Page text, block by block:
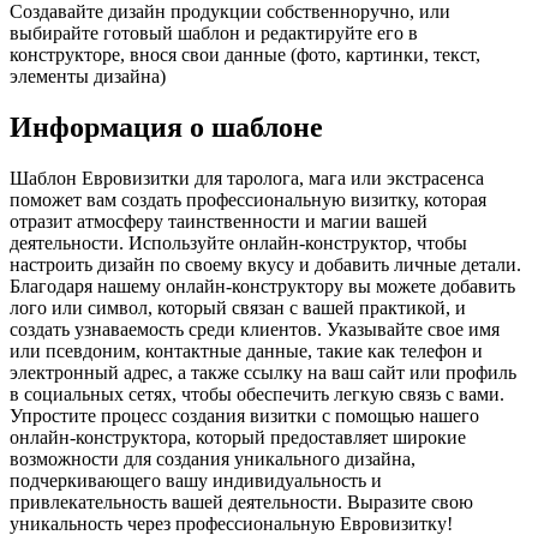
Создавайте дизайн продукции собственноручно, или
выбирайте готовый шаблон и редактируйте его в
конструкторе, внося свои данные (фото, картинки, текст,
элементы дизайна)
Информация о шаблоне
Шаблон Евровизитки для таролога, мага или экстрасенса
поможет вам создать профессиональную визитку, которая
отразит атмосферу таинственности и магии вашей
деятельности. Используйте онлайн-конструктор, чтобы
настроить дизайн по своему вкусу и добавить личные детали.
Благодаря нашему онлайн-конструктору вы можете добавить
лого или символ, который связан с вашей практикой, и
создать узнаваемость среди клиентов. Указывайте свое имя
или псевдоним, контактные данные, такие как телефон и
электронный адрес, а также ссылку на ваш сайт или профиль
в социальных сетях, чтобы обеспечить легкую связь с вами.
Упростите процесс создания визитки с помощью нашего
онлайн-конструктора, который предоставляет широкие
возможности для создания уникального дизайна,
подчеркивающего вашу индивидуальность и
привлекательность вашей деятельности. Выразите свою
уникальность через профессиональную Евровизитку!